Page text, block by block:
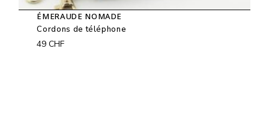
ÉMERAUDE NOMADE
Cordons de téléphone
49CHF